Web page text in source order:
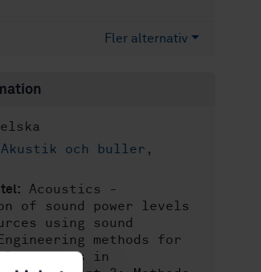
Fler alternativ
Akustik och buller,
Acoustics -
of sound power levels
using sound
methods for
sources in